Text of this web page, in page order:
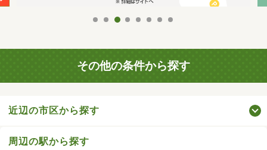
その他の条件から探す
近辺の市区から探す
周辺の駅から探す